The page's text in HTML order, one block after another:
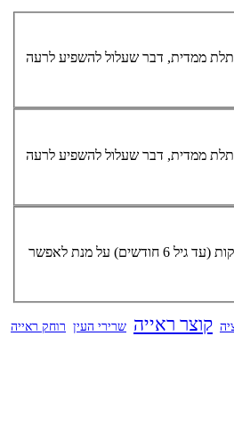
ממדית, דבר שעלול להשפיע לרעה
ממדית, דבר שעלול להשפיע לרעה
אחת נדחים על ידי המוח על מנת לאפשר פיענוח חד של התמונה המתקבלת. הראייה הדו עיינית מתפתחת בגיל הינקות (עד גיל 6 חודשים) על מנת לאפשר
קוצר ראייה שרירי העין רוחק ראייה